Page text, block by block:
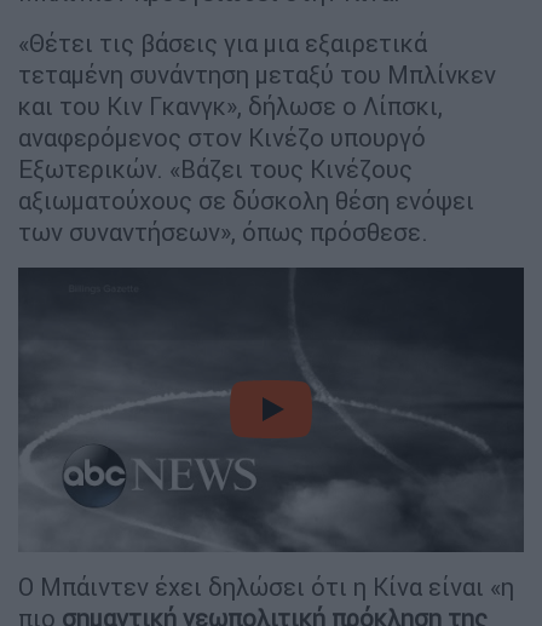
«Θέτει τις βάσεις για μια εξαιρετικά
τεταμένη συνάντηση μεταξύ του Μπλίνκεν
και του Κιν Γκανγκ», δήλωσε ο Λίπσκι,
αναφερόμενος στον Κινέζο υπουργό
Εξωτερικών. «Βάζει τους Κινέζους
αξιωματούχους σε δύσκολη θέση ενόψει
των συναντήσεων», όπως πρόσθεσε.
video
Ο Μπάιντεν έχει δηλώσει ότι η Κίνα είναι «η
πιο σημαντική γεωπολιτική πρόκληση της